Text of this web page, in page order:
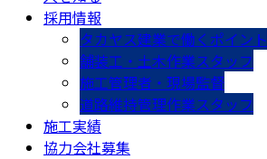
採用情報
タカヤス建業で働くポイント
舗装工・土木作業スタッフ
施工管理者・現場監督
道路維持管理作業スタッフ
施工実績
協力会社募集